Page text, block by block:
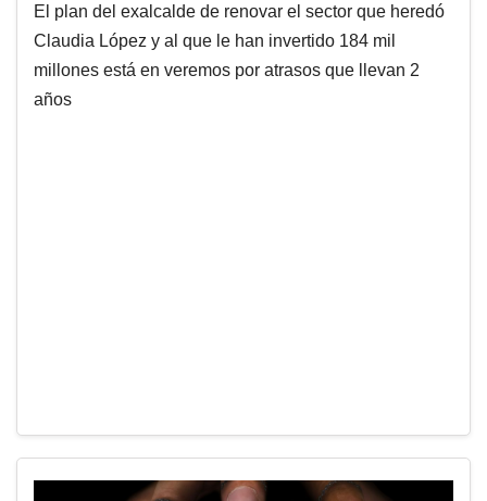
El plan del exalcalde de renovar el sector que heredó
Claudia López y al que le han invertido 184 mil
millones está en veremos por atrasos que llevan 2
años